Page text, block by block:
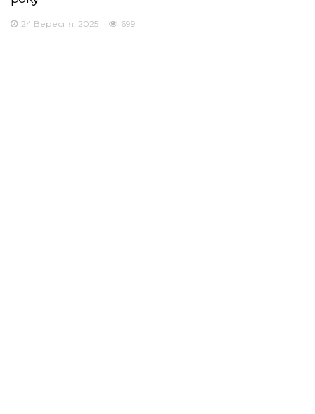
24 Вересня, 2025 699